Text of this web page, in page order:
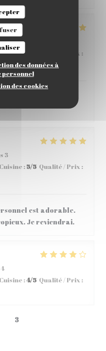
des données à
des cookies
3
: Qualité / Prix :
découvertes de plat
3
Cuisine :5/5 Qualité / Prix :
est adorable.
Je reviendrai.
Cuisine :4/5 Qualité / Prix :
3